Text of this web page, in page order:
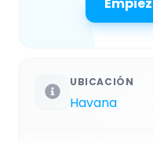
UBICACIÓN
Havana